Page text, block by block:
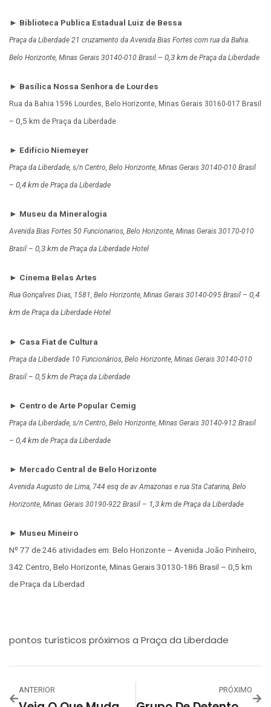
► Biblioteca Publica Estadual Luiz de Bessa
Praça da Liberdade 21 cruzamento da Avenida Bias Fortes com rua da Bahia.
Belo Horizonte, Minas Gerais 30140-010 Brasil – 0,3 km de Praça da Liberdade
► Basílica Nossa Senhora de Lourdes
Rua da Bahia 1596 Lourdes, Belo Horizonte, Minas Gerais 30160-017 Brasil
– 0,5 km de Praça da Liberdade
► Edifício Niemeyer
Praça da Liberdade, s/n Centro, Belo Horizonte, Minas Gerais 30140-010 Brasil
– 0,4 km de Praça da Liberdade
► Museu da Mineralogia
Avenida Bias Fortes 50 Funcionarios, Belo Horizonte, Minas Gerais 30170-010
Brasil – 0,3 km de Praça da Liberdade Hotel
► Cinema Belas Artes
Rua Gonçalves Dias, 1581, Belo Horizonte, Minas Gerais 30140-095 Brasil – 0,4
km de Praça da Liberdade Hotel
► Casa Fiat de Cultura
Praça da Liberdade 10 Funcionários, Belo Horizonte, Minas Gerais 30140-010
Brasil – 0,5 km de Praça da Liberdade
► Centro de Arte Popular Cemig
Praça da Liberdade, s/n Centro, Belo Horizonte, Minas Gerais 30140-912 Brasil
– 0,4 km de Praça da Liberdade
► Mercado Central de Belo Horizonte
Avenida Augusto de Lima, 744 esq de av Amazonas e rua Sta Catarina, Belo
Horizonte, Minas Gerais 30190-922 Brasil – 1,3 km de Praça da Liberdade
► Museu Mineiro
Nº 77 de 246 atividades em: Belo Horizonte – Avenida João Pinheiro,
342 Centro, Belo Horizonte, Minas Gerais 30130-186 Brasil – 0,5 km
de Praça da Liberdad
pontos turísticos próximos a Praça da Liberdade
ANTERIOR PRÓXIMO